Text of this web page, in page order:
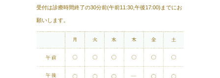
受付は診療時間終了の30分前(午前11:30,午後17:00)までにお
願いします。